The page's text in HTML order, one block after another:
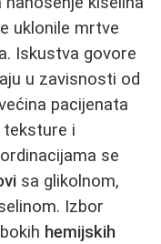
uklonile mrtve
Iskustva govore
u zavisnosti od
pacijenata
teksture i
se
sa glikolnom,
Izbor
hemijskih